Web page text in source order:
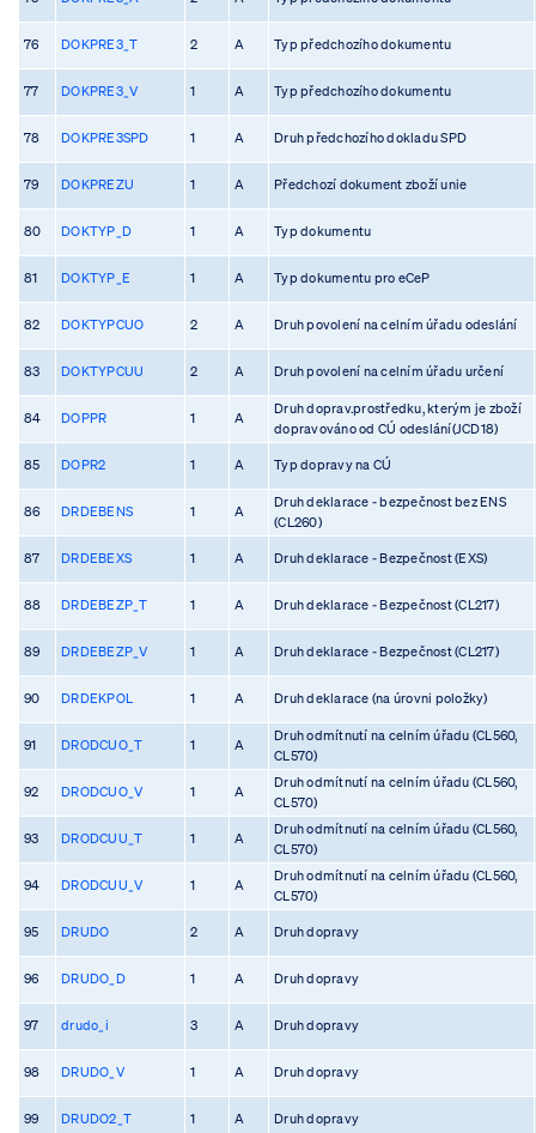
76 DOKPRE3_T 2 A Typ předchozího dokumentu
77 DOKPRE3_V 1 A Typ předchozího dokumentu
78 DOKPRE3SPD 1 A Druh předchozího dokladu SPD
79 DOKPREZU 1 A Předchozí dokument zboží unie
80 DOKTYP_D 1 A Typ dokumentu
81 DOKTYP_E 1 A Typ dokumentu pro eCeP
82 DOKTYPCUO 2 A Druh povolení na celním úřadu odeslání
83 DOKTYPCUU 2 A Druh povolení na celním úřadu určení
84 DOPPR 1 A
Druh doprav.prostředku, kterým je zboží
dopravováno od CÚ odeslání(JCD18)
85 DOPR2 1 A Typ dopravy na CÚ
86 DRDEBENS 1 A
Druh deklarace - bezpečnost bez ENS
(CL260)
87 DRDEBEXS 1 A Druh deklarace - Bezpečnost (EXS)
88 DRDEBEZP_T 1 A Druh deklarace - Bezpečnost (CL217)
89 DRDEBEZP_V 1 A Druh deklarace - Bezpečnost (CL217)
90 DRDEKPOL 1 A Druh deklarace (na úrovni položky)
91 DRODCUO_T 1 A
Druh odmítnutí na celním úřadu (CL560,
CL570)
92 DRODCUO_V 1 A
Druh odmítnutí na celním úřadu (CL560,
CL570)
93 DRODCUU_T 1 A
Druh odmítnutí na celním úřadu (CL560,
CL570)
94 DRODCUU_V 1 A
Druh odmítnutí na celním úřadu (CL560,
CL570)
95 DRUDO 2 A Druh dopravy
96 DRUDO_D 1 A Druh dopravy
97 drudo_i 3 A Druh dopravy
98 DRUDO_V 1 A Druh dopravy
99 DRUDO2_T 1 A Druh dopravy